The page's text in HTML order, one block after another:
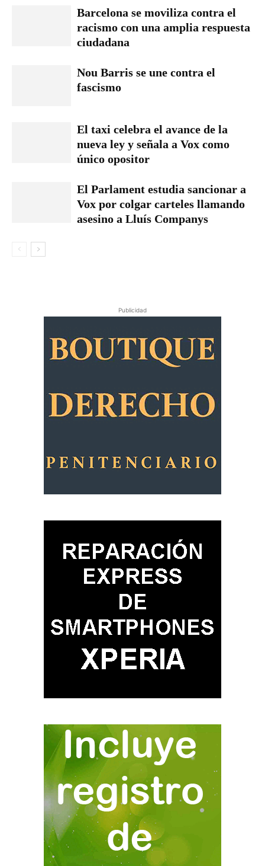
Barcelona se moviliza contra el
racismo con una amplia respuesta
ciudadana
Nou Barris se une contra el
fascismo
El taxi celebra el avance de la
nueva ley y señala a Vox como
único opositor
El Parlament estudia sancionar a
Vox por colgar carteles llamando
asesino a Lluís Companys
Publicidad